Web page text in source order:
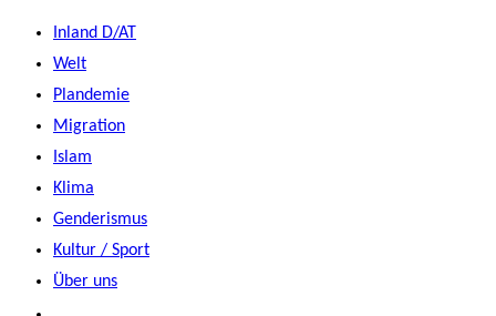
Zum
Inhalt
springen
Inland D/AT
Welt
Plandemie
Migration
Islam
Klima
Genderismus
Kultur / Sport
Über uns